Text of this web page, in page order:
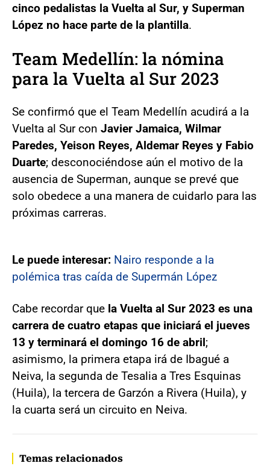
cinco pedalistas la Vuelta al Sur, y Superman
López no hace parte de la plantilla.
Team Medellín: la nómina
para la Vuelta al Sur 2023
Se confirmó que el Team Medellín acudirá a la
Vuelta al Sur con Javier Jamaica, Wilmar
Paredes, Yeison Reyes, Aldemar Reyes y Fabio
Duarte; desconociéndose aún el motivo de la
ausencia de Superman, aunque se prevé que
solo obedece a una manera de cuidarlo para las
próximas carreras.
Le puede interesar: Nairo responde a la
polémica tras caída de Supermán López
Cabe recordar que la Vuelta al Sur 2023 es una
carrera de cuatro etapas que iniciará el jueves
13 y terminará el domingo 16 de abril;
asimismo, la primera etapa irá de Ibagué a
Neiva, la segunda de Tesalia a Tres Esquinas
(Huila), la tercera de Garzón a Rivera (Huila), y
la cuarta será un circuito en Neiva.
Temas relacionados